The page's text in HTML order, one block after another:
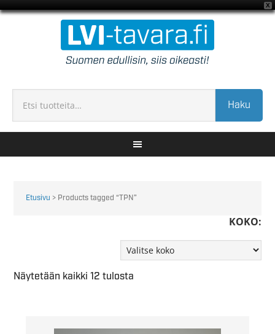
X
Haku
Etusivu > Products tagged “TPN”
KOKO:
Näytetään kaikki 12 tulosta